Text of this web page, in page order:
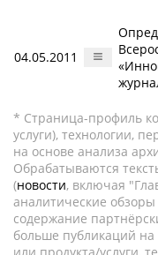
04.05.2011
* Страница-профиль
услуги), технологии,
на основе анализа
Обрабатываются
(новости, включая
аналитические
содержание
больше публикаций